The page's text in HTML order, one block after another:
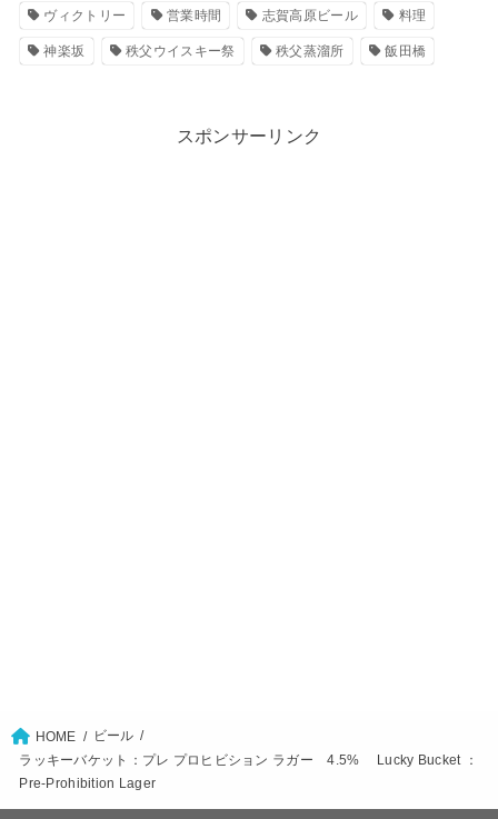
ヴィクトリー 営業時間 志賀高原ビール 料理
神楽坂 秩父ウイスキー祭 秩父蒸溜所 飯田橋
スポンサーリンク
HOME
ビール
ラッキーバケット：プレ プロヒビション ラガー 4.5% Lucky Bucket ：
Pre-Prohibition Lager